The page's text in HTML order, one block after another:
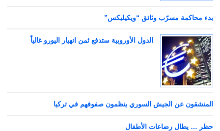
بدء محاكمة مسرّب وثائق “ويكيليكس”
الدول الأوروبية ستدفع ثمن انهيار اليورو غالياً
المنشقون عن الجيش السوري ينظمون صفوفهم في تركيا
حظر … يطال رضاعات الأطفال